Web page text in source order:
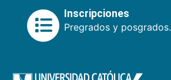
Inscripciones
Pregrados y posgrados.